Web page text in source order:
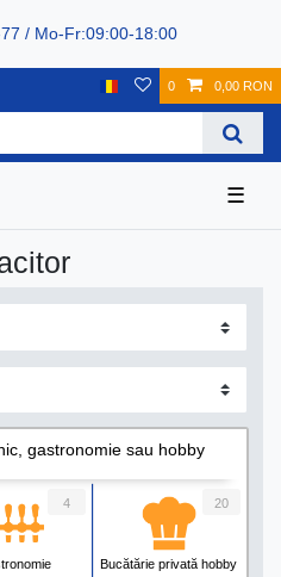
/ Mo-Fr:09:00-18:00
0 0,00 RON
☰
gastronomie sau hobby
4
Bucătărie privată hobby
20